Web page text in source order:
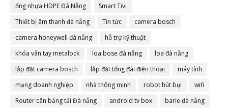
ống nhựa HDPE Đà Nẵng
Smart Tivi
Thiết bị âm thanh đà nẵng
Tin tức
camera bosch
camera honeywell đà nẵng
hỗ trợ kỹ thuật
khóa vân tay metalock
loa bose đà nẵng
loa đà nẵng
lắp đặt camera bosch
lắp đặt tổng đài điện thoại
máy tính
mạng doanh nghiệp
nhà thông minh robot hút bụi
wifi
Router cân bằng tải Đà nẵng
android tv box
barie đà nẵng